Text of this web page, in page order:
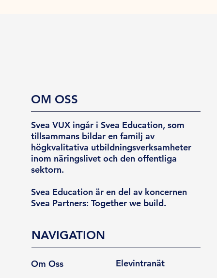
OM OSS
Svea VUX ingår i Svea Education, som
tillsammans bildar en familj av
högkvalitativa utbildningsverksamheter
inom näringslivet och den offentliga
sektorn.
Svea Education är en del av koncernen
Svea Partners: Together we build.
NAVIGATION
Om Oss Elevintranät